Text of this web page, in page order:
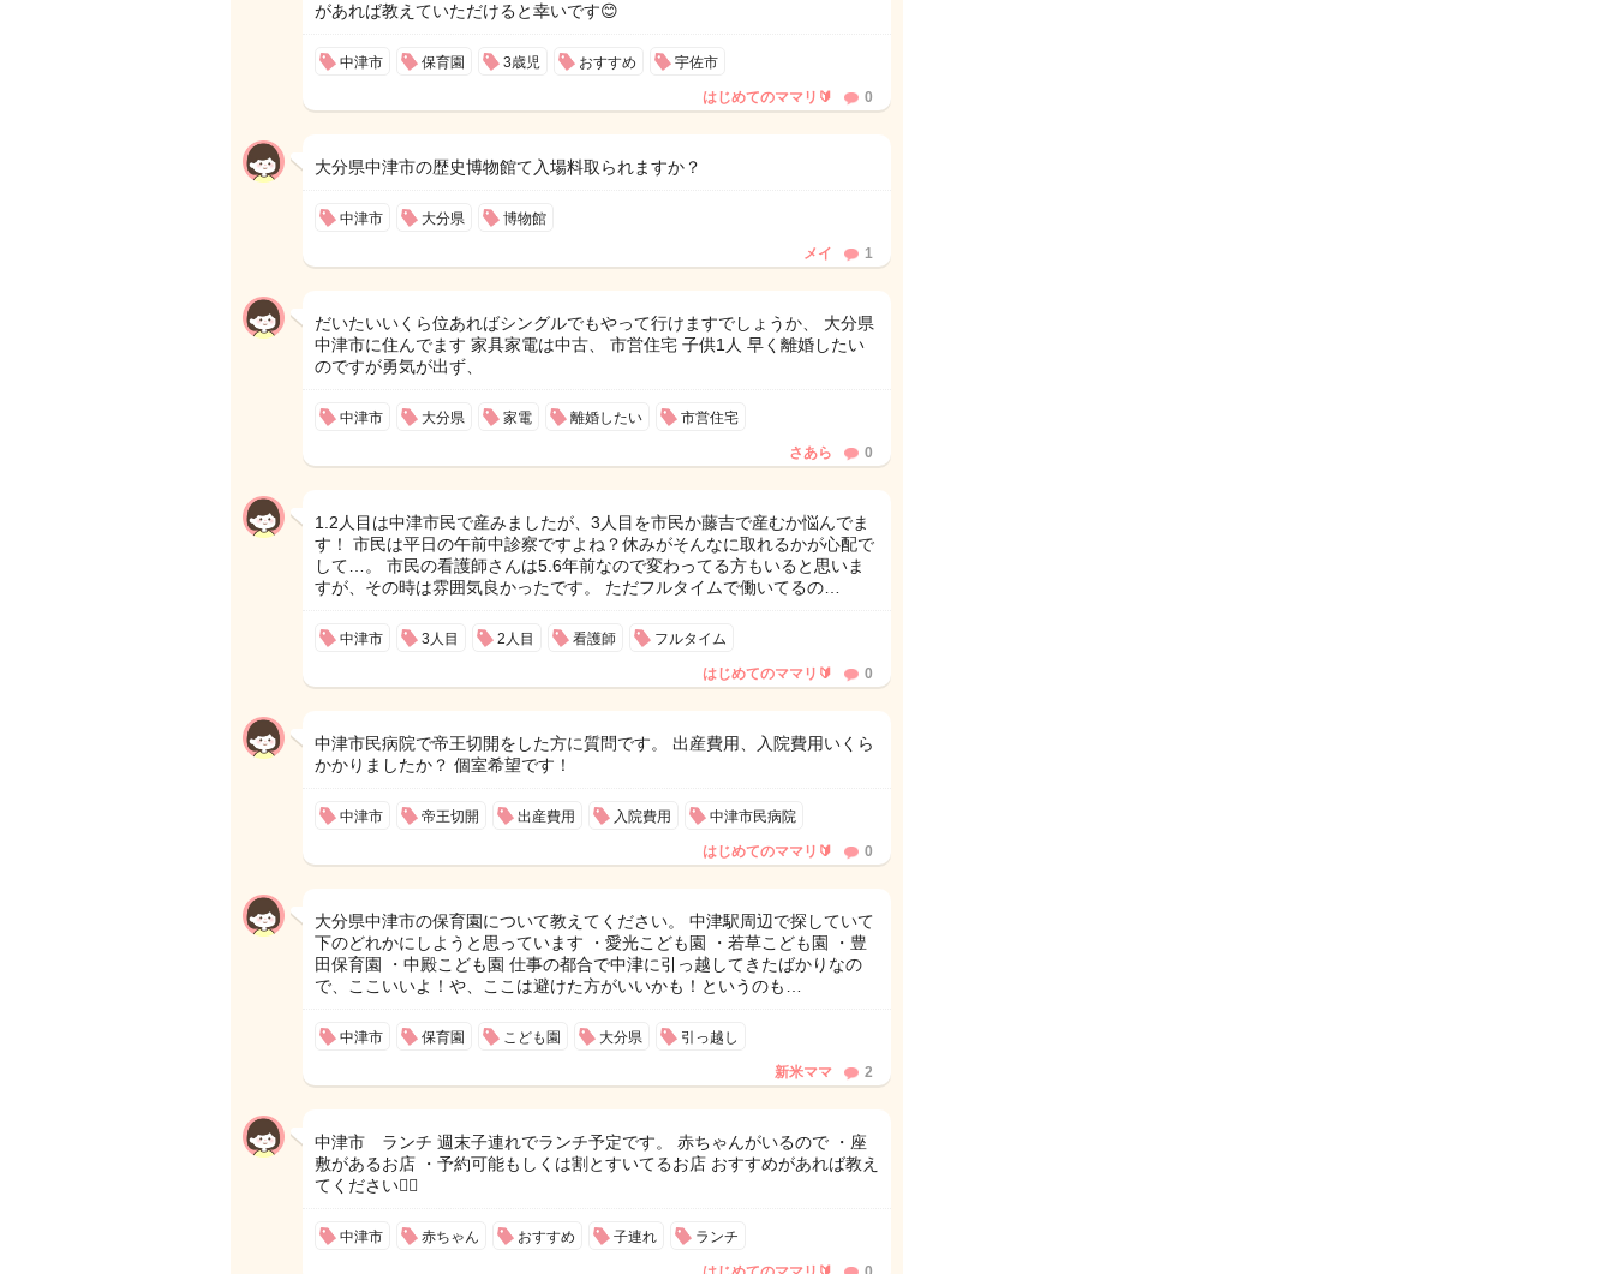
があれば教えていただけると幸いです😊
中津市 保育園 3歳児 おすすめ 宇佐市
はじめてのママリ🔰 0
大分県中津市の歴史博物館て入場料取られますか？
中津市 大分県 博物館
メイ 1
だいたいいくら位あればシングルでもやって行けますでしょうか、 大分県
中津市に住んでます 家具家電は中古、 市営住宅 子供1人 早く離婚したい
のですが勇気が出ず、
中津市 大分県 家電 離婚したい 市営住宅
さあら 0
1.2人目は中津市民で産みましたが、3人目を市民か藤吉で産むか悩んでま
す！ 市民は平日の午前中診察ですよね？休みがそんなに取れるかが心配で
して…。 市民の看護師さんは5.6年前なので変わってる方もいると思いま
すが、その時は雰囲気良かったです。 ただフルタイムで働いてるの…
中津市 3人目 2人目 看護師 フルタイム
はじめてのママリ🔰 0
中津市民病院で帝王切開をした方に質問です。 出産費用、入院費用いくら
かかりましたか？ 個室希望です！
中津市 帝王切開 出産費用 入院費用 中津市民病院
はじめてのママリ🔰 0
大分県中津市の保育園について教えてください。 中津駅周辺で探していて
下のどれかにしようと思っています ・愛光こども園 ・若草こども園 ・豊
田保育園 ・中殿こども園 仕事の都合で中津に引っ越してきたばかりなの
で、ここいいよ！や、ここは避けた方がいいかも！というのも…
中津市 保育園 こども園 大分県 引っ越し
新米ママ 2
中津市 ランチ 週末子連れでランチ予定です。 赤ちゃんがいるので ・座
敷があるお店 ・予約可能もしくは割とすいてるお店 おすすめがあれば教え
てください🙇‍♀️
中津市 赤ちゃん おすすめ 子連れ ランチ